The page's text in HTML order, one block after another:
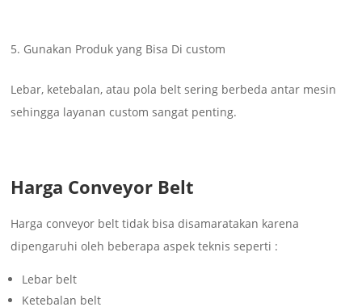
Gunakan Produk yang Bisa Di custom
Lebar, ketebalan, atau pola belt sering berbeda antar mesin
sehingga layanan custom sangat penting.
Harga Conveyor Belt
Harga conveyor belt tidak bisa disamaratakan karena
dipengaruhi oleh beberapa aspek teknis seperti :
Lebar belt
Ketebalan belt